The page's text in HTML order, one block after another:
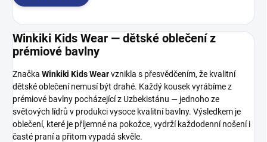
Winkiki Kids Wear — dětské oblečení z
prémiové bavlny
Značka Winkiki Kids Wearvznikla s přesvědčením, že kvalitní
dětské oblečení nemusí být drahé. Každý kousek vyrábíme z
prémiové bavlny pocházející z Uzbekistánu — jednoho ze
světových lídrů v produkci vysoce kvalitní bavlny. Výsledkem je
oblečení, které je příjemné na pokožce, vydrží každodenní nošení i
časté praní a přitom vypadá skvěle.